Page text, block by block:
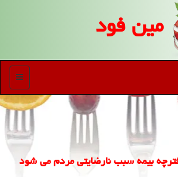
مین فود
منو
بیمه سبب نارضایتی مردم می شود